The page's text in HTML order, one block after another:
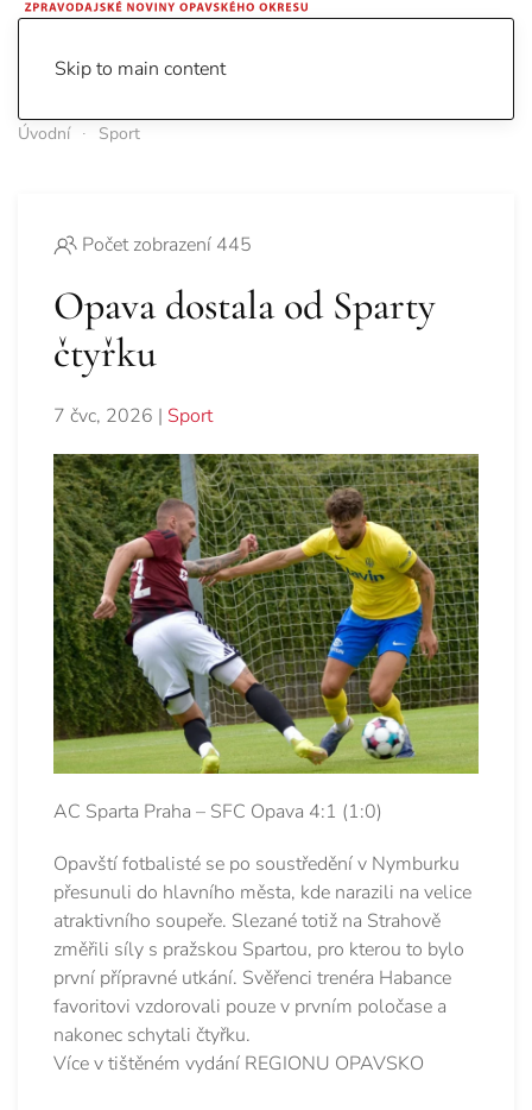
Skip to main content
Úvodní Sport
Počet zobrazení 445
Opava dostala od Sparty
čtyřku
7 čvc, 2026 | Sport
AC Sparta Praha – SFC Opava 4:1 (1:0)
Opavští fotbalisté se po soustředění v Nymburku
přesunuli do hlavního města, kde narazili na velice
atraktivního soupeře. Slezané totiž na Strahově
změřili síly s pražskou Spartou, pro kterou to bylo
první přípravné utkání. Svěřenci trenéra Habance
favoritovi vzdorovali pouze v prvním poločase a
nakonec schytali čtyřku.
Více v tištěném vydání REGIONU OPAVSKO